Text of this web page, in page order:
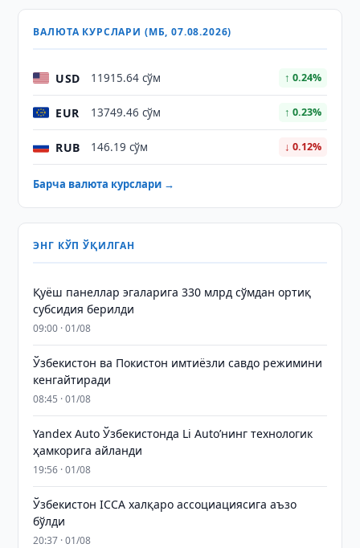
ВАЛЮТА КУРСЛАРИ (МБ, 07.08.2026)
USD 11915.64 сўм ↑ 0.24%
EUR 13749.46 сўм ↑ 0.23%
RUB 146.19 сўм ↓ 0.12%
Барча валюта курслари →
ЭНГ КЎП ЎҚИЛГАН
Қуёш панеллар эгаларига 330 млрд сўмдан ортиқ
субсидия берилди
09:00 · 01/08
Ўзбекистон ва Покистон имтиёзли савдо режимини
кенгайтиради
08:45 · 01/08
Yandex Auto Ўзбекистонда Li Auto’нинг технологик
ҳамкорига айланди
19:56 · 01/08
Ўзбекистон ICCA халқаро ассоциациясига аъзо
бўлди
20:37 · 01/08